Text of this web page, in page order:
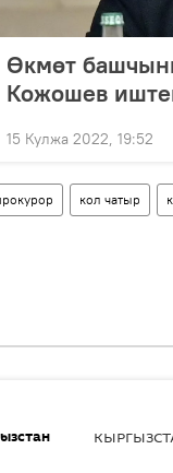
Өкмөт
Кожошев
15 Кулжа 2022, 19:52
кол чатыр